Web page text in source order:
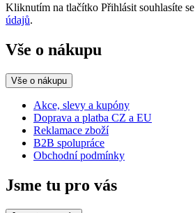
Kliknutím na tlačítko Přihlásit souhlasíte se
údajů.
Vše o nákupu
Vše o nákupu
Akce, slevy a kupóny
Doprava a platba CZ a EU
Reklamace zboží
B2B spolupráce
Obchodní podmínky
Jsme tu pro vás